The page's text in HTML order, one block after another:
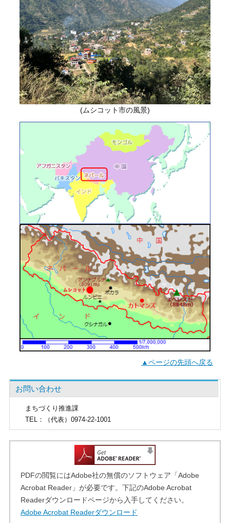
(ムシコット市の風景)
▲ページの先頭へ戻る
お問い合わせ
まちづくり推進課
TEL：（代表）0974-22-1001
PDFの閲覧にはAdobe社の無償のソフトウェア「Adobe
Acrobat Reader」が必要です。下記のAdobe Acrobat
Readerダウンロードページから入手してください。
Adobe Acrobat Readerダウンロード